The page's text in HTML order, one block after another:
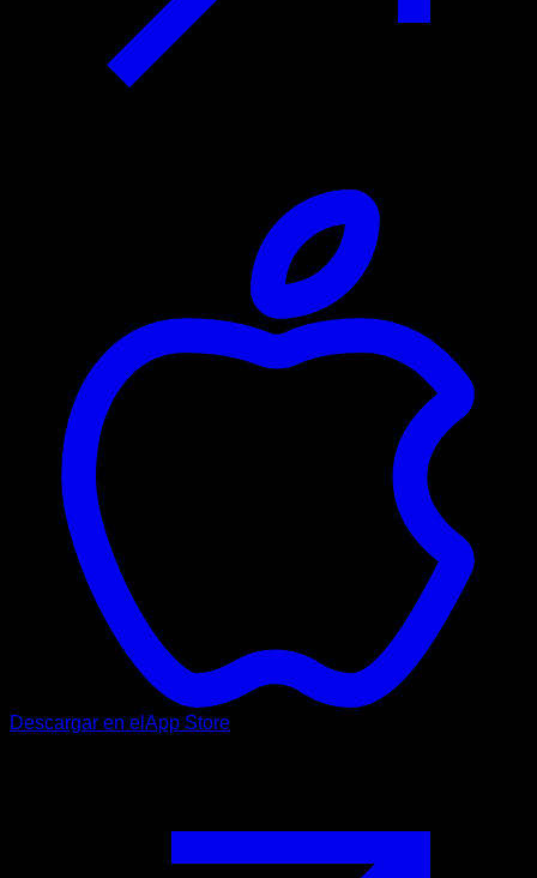
Descargar en el App Store